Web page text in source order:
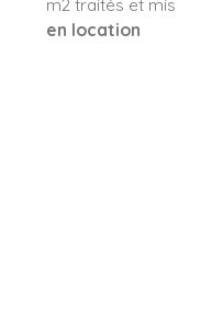
en location